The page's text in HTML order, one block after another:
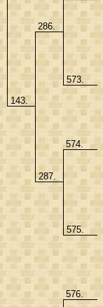
143.
286.
573.
287.
574.
575.
576.